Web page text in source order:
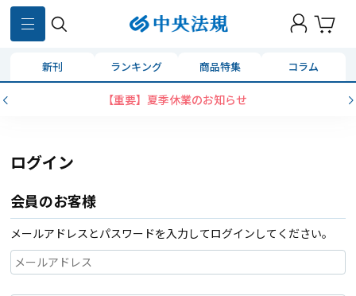
新刊 ランキング 商品特集 コラム
【重要】夏季休業のお知らせ
ログイン
会員のお客様
メールアドレスとパスワードを入力してログインしてください。